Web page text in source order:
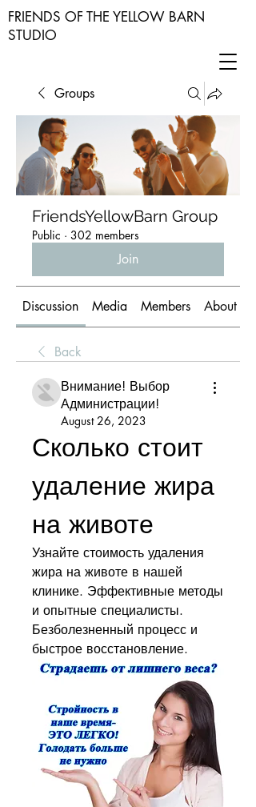
FRIENDS OF THE YELLOW BARN
STUDIO
Groups
FriendsYellowBarn Group
Public · 302 members
Join
Discussion Media Members About
Back
Внимание! Выбор
Администрации!
August 26, 2023
Сколько стоит
удаление жира
на животе
Узнайте стоимость удаления
жира на животе в нашей
клинике. Эффективные методы
и опытные специалисты.
Безболезненный процесс и
быстрое восстановление.